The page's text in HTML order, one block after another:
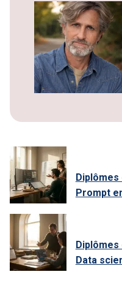
Prompt
Data